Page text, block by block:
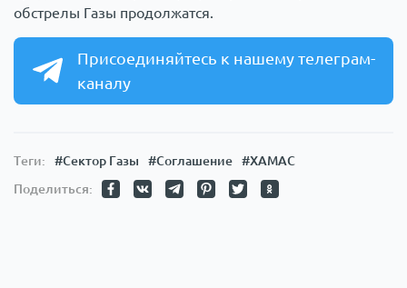
обстрелы Газы продолжатся.
Присоединяйтесь к нашему телеграм-
каналу
Теги: #Сектор Газы #Соглашение
#ХАМАС
Поделиться: